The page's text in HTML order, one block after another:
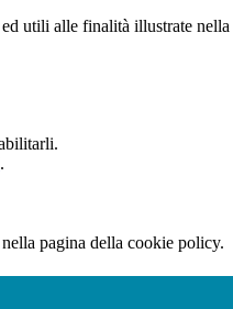
utili alle finalità illustrate nella
.
pagina della cookie policy.